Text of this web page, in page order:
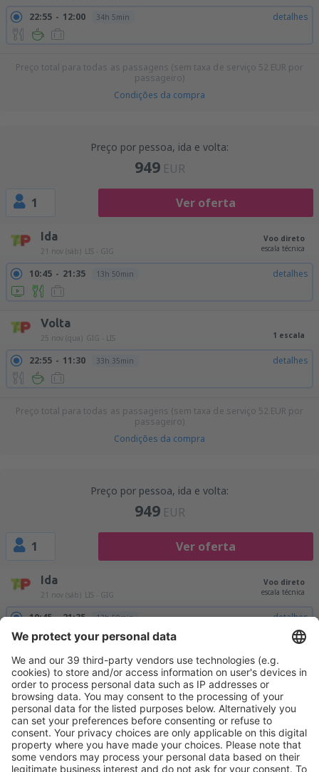
22:55 12:00 34h 5min detalhes
Preço total para todas as passagens (sem taxa de serviço 52 EUR por
passageiro)
Condições da compra
Preço por pessoa, ida e volta:
949 EUR
1 Ver oferta
Ida
21 nov (sáb) LIS - GIG
Voo direto
escala técnica
10:45 21:35 13h 50min detalhes
Volta
25 nov (qua) GIG - LIS 1 escala
22:55 11:30 33h 35min detalhes
Preço total para todas as passagens (sem taxa de serviço 52 EUR por
passageiro)
Condições da compra
Preço por pessoa, ida e volta:
949 EUR
1 Ver oferta
Ida
21 nov (sáb) LIS - GIG
Voo direto
escala técnica
10:45 21:35 13h 50min detalhes
Volta
25 nov (qua) GIG - LIS 1 escala
22:55 07:55 30h detalhes
Preço total para todas as passagens (sem taxa de serviço52 EURpor
passageiro)